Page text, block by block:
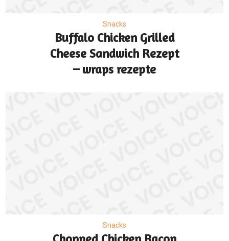
Snacks
Buffalo Chicken Grilled
Cheese Sandwich Rezept
– wraps rezepte
Snacks